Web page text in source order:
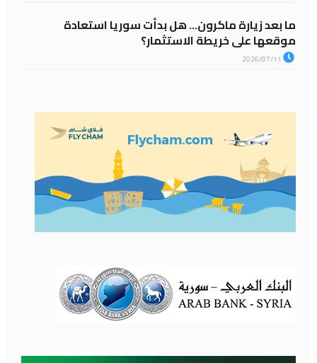
ما بعد زيارة ماكرون… هل بدأت سوريا استعادة
موقعها على خريطة الاستثمار؟